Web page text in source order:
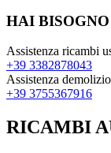
HAI
Assistenza ricambi
+39 3382878043
Assistenza
+39 3755367916
RICAMBI